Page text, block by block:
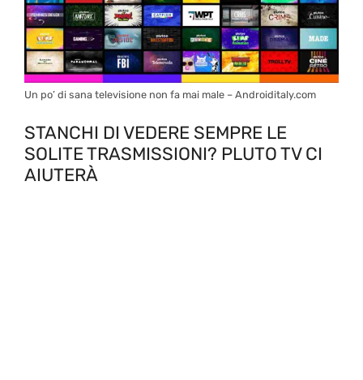
Un po’ di sana televisione non fa mai male – Androiditaly.com
STANCHI DI VEDERE SEMPRE LE
SOLITE TRASMISSIONI? PLUTO TV CI
AIUTERÀ